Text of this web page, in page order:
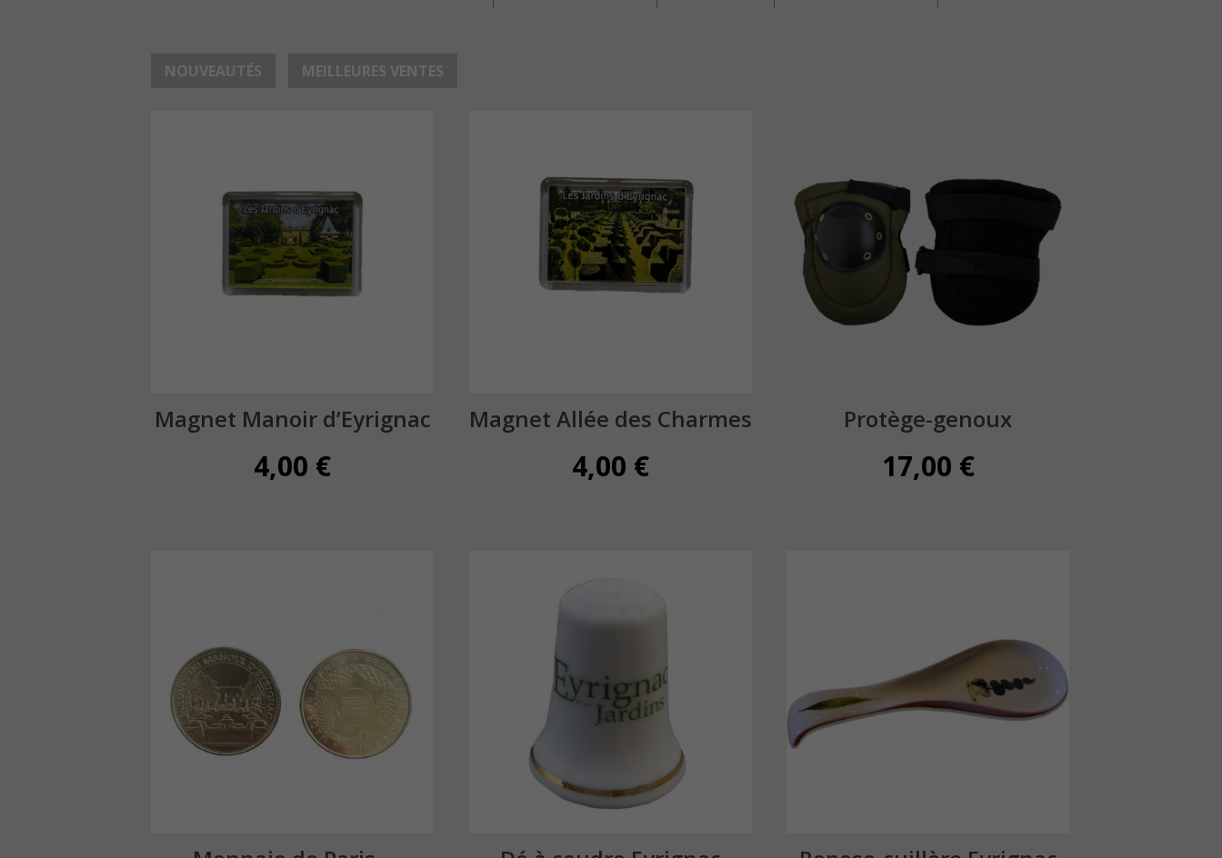
NOUVEAUTÉS MEILLEURES VENTES
Magnet Manoir d’Eyrignac
4,00 €
Magnet Allée des Charmes
4,00 €
Protège-genoux
17,00 €